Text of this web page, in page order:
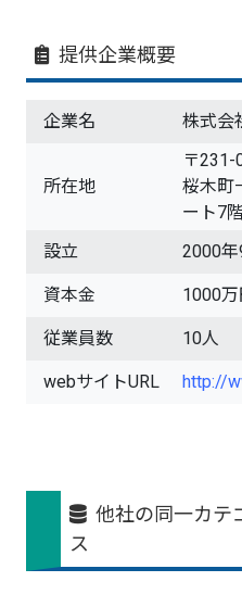
提供企業概要
企業名 株式会
所在地
〒231-
桜木町
ート7
設立
2000年
資本金 1000万
従業員数 10人
webサイトURL http://
他社の同一カテ
ス